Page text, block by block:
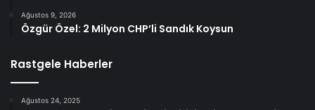
Ağustos 9, 2026
Özgür Özel: 2 Milyon CHP’li Sandık Koysun
Rastgele Haberler
Ağustos 24, 2025